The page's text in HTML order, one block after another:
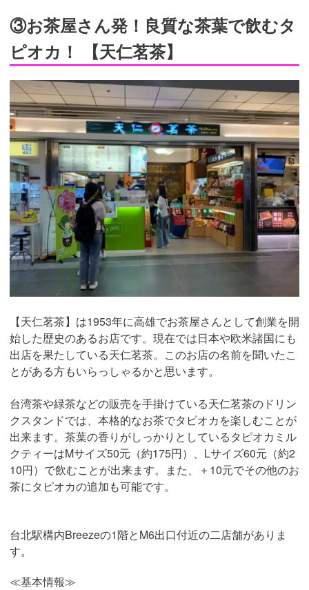
③お茶屋さん発！良質な茶葉で飲むタ
ピオカ！ 【天仁茗茶】
【天仁茗茶】は1953年に高雄でお茶屋さんとして創業を開
始した歴史のあるお店です。現在では日本や欧米諸国にも
出店を果たしている天仁茗茶。このお店の名前を聞いたこ
とがある方もいらっしゃるかと思います。
台湾茶や緑茶などの販売を手掛けている天仁茗茶のドリン
クスタンドでは、本格的なお茶でタピオカを楽しむことが
出来ます。茶葉の香りがしっかりとしているタピオカミル
クティーはMサイズ50元（約175円）、Lサイズ60元（約2
10円）で飲むことが出来ます。また、＋10元でその他のお
茶にタピオカの追加も可能です。
台北駅構内Breezeの1階とM6出口付近の二店舗がありま
す。
≪基本情報≫